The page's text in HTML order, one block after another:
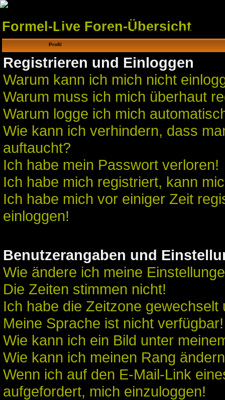
FAQ
Einloggen, um private Nachrichten
Profil
Home
Formel-Live Foren-Übersicht
Registrieren und Einloggen
Warum kann ich mich nicht
Warum muss ich mich überhaut
Warum logge ich mich
Wie kann ich verhindern, dass
auftaucht?
Ich habe mein Passwort verloren!
Ich habe mich registriert, kann
Ich habe mich vor einiger Zeit
einloggen!
Benutzerangaben und
Wie ändere ich meine
Die Zeiten stimmen nicht!
Ich habe die Zeitzone
Meine Sprache ist nicht verfügbar!
Wie kann ich ein Bild unter
Wie kann ich meinen Rang
Wenn ich auf den E-Mail-Link
aufgefordert, mich einzuloggen!